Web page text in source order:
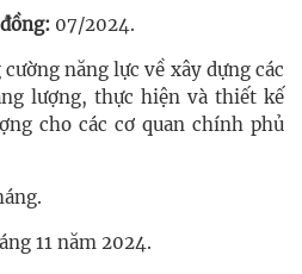
07/2024.
cường năng lực về xây dựng các
lượng, thực hiện và thiết kế
cho các cơ quan chính phủ
11 năm 2024.